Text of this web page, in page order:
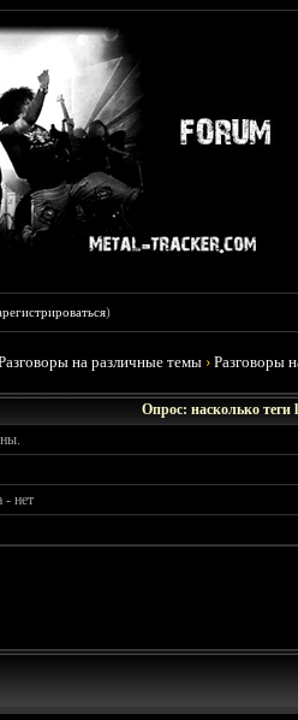
)
на различные темы ›Разговоры
Опрос: насколько теги
- нет